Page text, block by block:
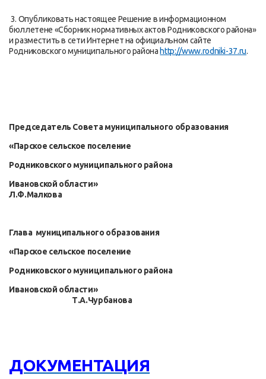
3. Опубликовать настоящее Решение в информационном
бюллетене «Сборник нормативных актов Родниковского района»
и разместить в сети Интернет на официальном сайте
Родниковского муниципального района http://www.rodniki-37.ru.
Председатель Совета муниципального образования
«Парское сельское поселение
Родниковского муниципального района
Ивановской области»
Л.Ф.Малкова
Глава муниципального образования
«Парское сельское поселение
Родниковского муниципального района
Ивановской области»
Т.А.Чурбанова
ДОКУМЕНТАЦИЯ